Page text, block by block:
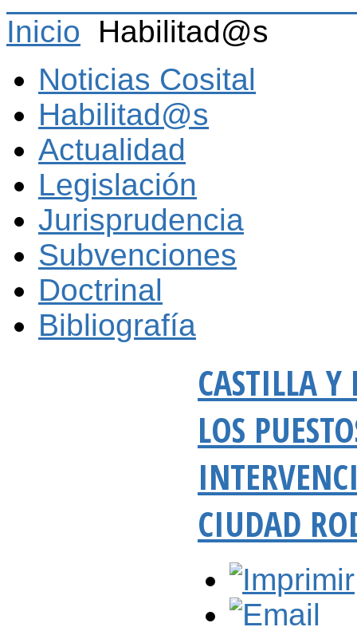
Inicio
Habilitad@s
Noticias Cosital
Habilitad@s
Actualidad
Legislación
Jurisprudencia
Subvenciones
Doctrinal
Bibliografía
CASTILLA
LOS
CIUDAD